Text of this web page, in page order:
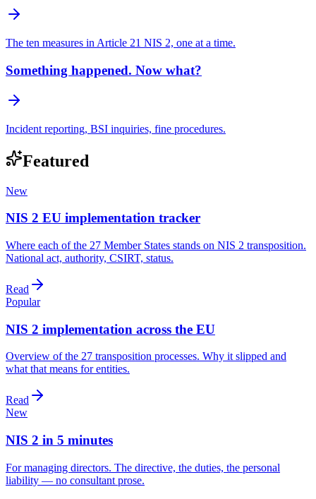
The ten measures in Article 21 NIS 2, one at a time.
Something happened. Now what?
Incident reporting, BSI inquiries, fine procedures.
Featured
New
NIS 2 EU implementation tracker
Where each of the 27 Member States stands on NIS 2 transposition.
National act, authority, CSIRT, status.
Read
Popular
NIS 2 implementation across the EU
Overview of the 27 transposition processes. Why it slipped and
what that means for entities.
Read
New
NIS 2 in 5 minutes
For managing directors. The directive, the duties, the personal
liability — no consultant prose.